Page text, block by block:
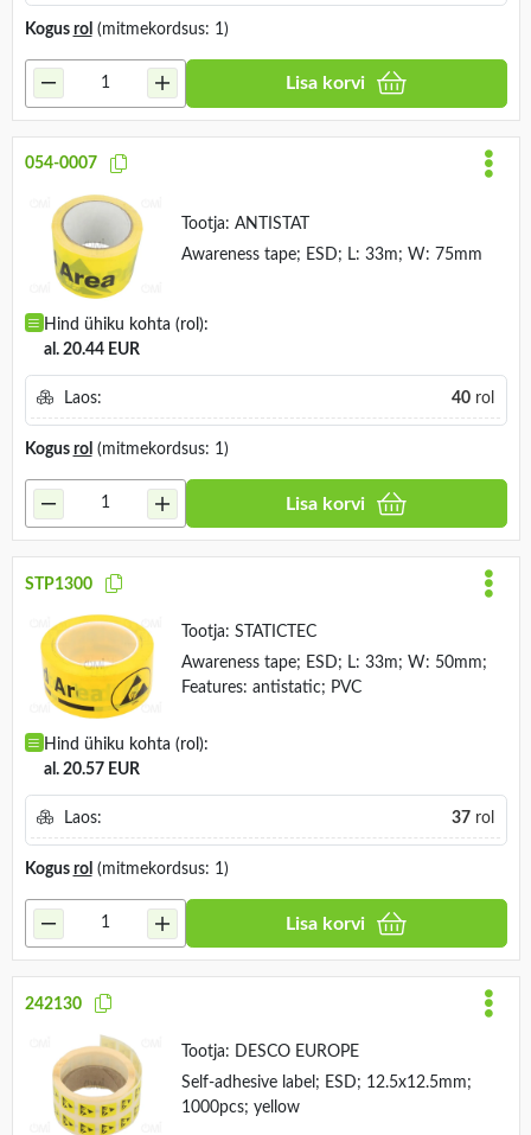
Kogus rol (mitmekordsus: 1)
Lisa korvi
054-0007
Tootja: ANTISTAT
Awareness tape; ESD; L: 33m; W: 75mm
Hind ühiku kohta (rol):
al. 20.44 EUR
Laos: 40rol
Kogus rol (mitmekordsus: 1)
Lisa korvi
STP1300
Tootja: STATICTEC
Awareness tape; ESD; L: 33m; W: 50mm;
Features: antistatic; PVC
Hind ühiku kohta (rol):
al. 20.57 EUR
Laos: 37rol
Kogus rol (mitmekordsus: 1)
Lisa korvi
242130
Tootja: DESCO EUROPE
Self-adhesive label; ESD; 12.5x12.5mm;
1000pcs; yellow